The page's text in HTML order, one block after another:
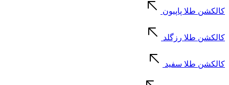
کالکشن طلا پاپیون
کالکشن طلا رزگلد
کالکشن طلا سفید